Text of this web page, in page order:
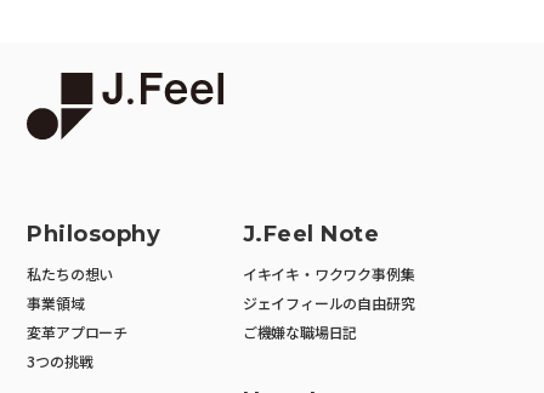
Philosophy
私たちの想い
事業領域
変革アプローチ
3つの挑戦
J.Feel Note
イキイキ・ワクワク事例集
ジェイフィールの自由研究
ご機嫌な職場日記